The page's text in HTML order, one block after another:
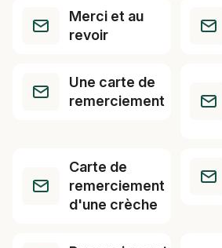
Merci et au
revoir
Une carte de
remerciement
Carte de
remerciement
d'une crèche